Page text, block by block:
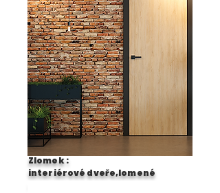
Zlomek :
interiérové dveře,lomené